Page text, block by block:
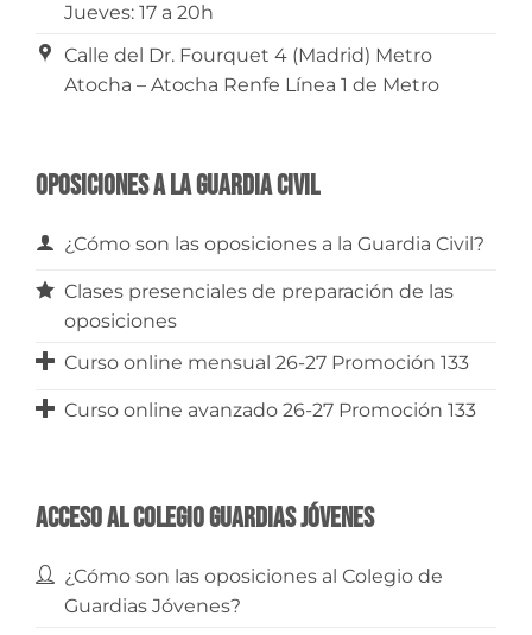
Jueves: 17 a 20h
Calle del Dr. Fourquet 4 (Madrid) Metro
Atocha – Atocha Renfe Línea 1 de Metro
Oposiciones a la Guardia Civil
¿Cómo son las oposiciones a la Guardia Civil?
Clases presenciales de preparación de las
oposiciones
Curso online mensual 26-27 Promoción 133
Curso online avanzado 26-27 Promoción 133
Acceso al Colegio Guardias Jóvenes
¿Cómo son las oposiciones al Colegio de
Guardias Jóvenes?